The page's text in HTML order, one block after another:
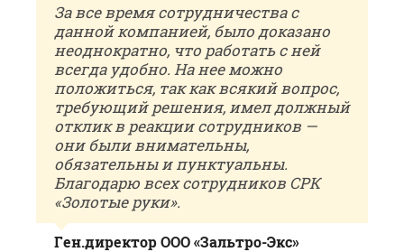
За все время сотрудничества с
данной компанией, было доказано
неоднократно, что работать с ней
всегда удобно. На нее можно
положиться, так как всякий вопрос,
требующий решения, имел должный
отклик в реакции сотрудников —
они были внимательны,
обязательны и пунктуальны.
Благодарю всех сотрудников СРК
«Золотые руки».
Ген.директор ООО «Зальтро-Экс»